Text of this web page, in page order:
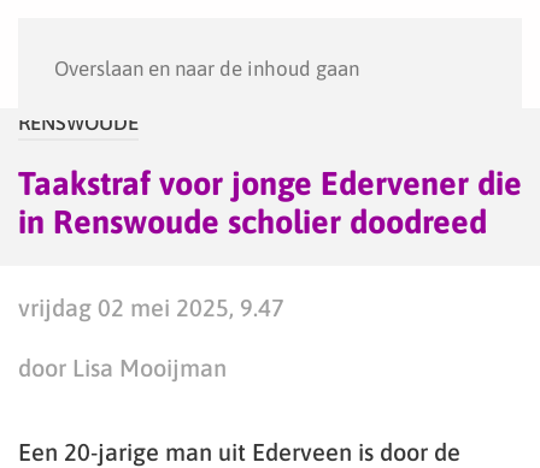
Overslaan en naar de inhoud gaan
RENSWOUDE
Taakstraf voor jonge Edervener die
in Renswoude scholier doodreed
vrijdag 02 mei 2025, 9.47
door Lisa Mooijman
Een 20-jarige man uit Ederveen is door de